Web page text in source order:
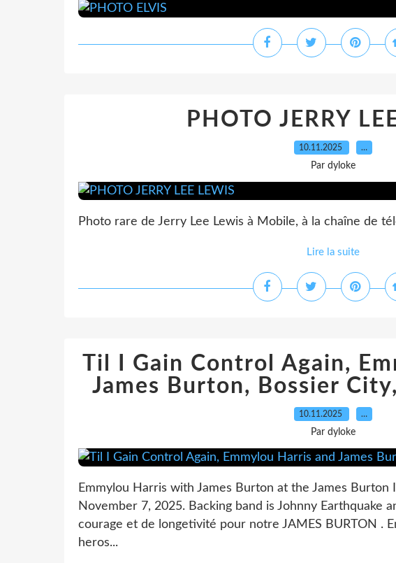
PHOTO JERRY
10.11.2025 …
Par dyloke
Photo rare de Jerry Lee Lewis à Mobile, à la chaîne de
Lire la suite
Til I Gain Control Again,
James Burton, Bossier
10.11.2025 …
Par dyloke
Emmylou Harris with James Burton at the James Burton
November 7, 2025. Backing band is Johnny Earthquake
courage et de longetivité pour notre JAMES BURTON .
heros...